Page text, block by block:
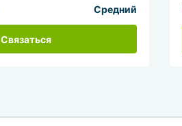
Средний
Связаться